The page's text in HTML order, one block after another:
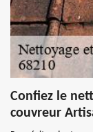
Confiez le
couvreur